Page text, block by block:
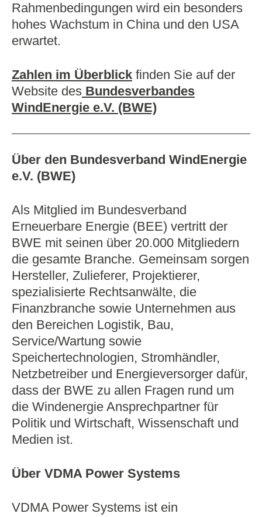
Rahmenbedingungen wird ein besonders
hohes Wachstum in China und den USA
erwartet.
Zahlen im Überblick finden Sie auf der
Website des Bundesverbandes
WindEnergie e.V. (BWE)
Über den Bundesverband WindEnergie
e.V. (BWE)
Als Mitglied im Bundesverband
Erneuerbare Energie (BEE) vertritt der
BWE mit seinen über 20.000 Mitgliedern
die gesamte Branche. Gemeinsam sorgen
Hersteller, Zulieferer, Projektierer,
spezialisierte Rechtsanwälte, die
Finanzbranche sowie Unternehmen aus
den Bereichen Logistik, Bau,
Service/Wartung sowie
Speichertechnologien, Stromhändler,
Netzbetreiber und Energieversorger dafür,
dass der BWE zu allen Fragen rund um
die Windenergie Ansprechpartner für
Politik und Wirtschaft, Wissenschaft und
Medien ist.
Über VDMA Power Systems
VDMA Power Systems ist ein